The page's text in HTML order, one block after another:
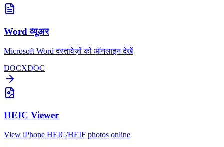
Word व्यूअर
Microsoft Word दस्तावेज़ों को ऑनलाइन देखें
DOCXDOC
HEIC Viewer
View iPhone HEIC/HEIF photos online